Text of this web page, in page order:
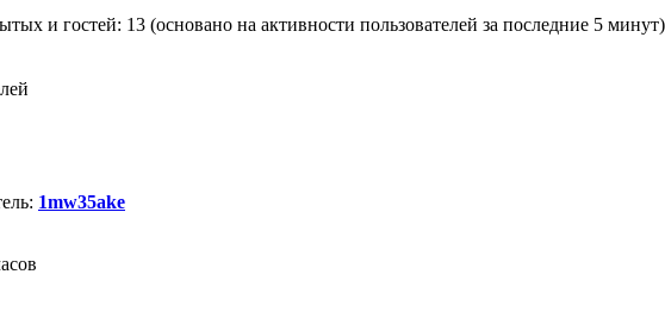
и гостей: 13 (основано на активности пользователей за последние 5 минут)
1mw35ake